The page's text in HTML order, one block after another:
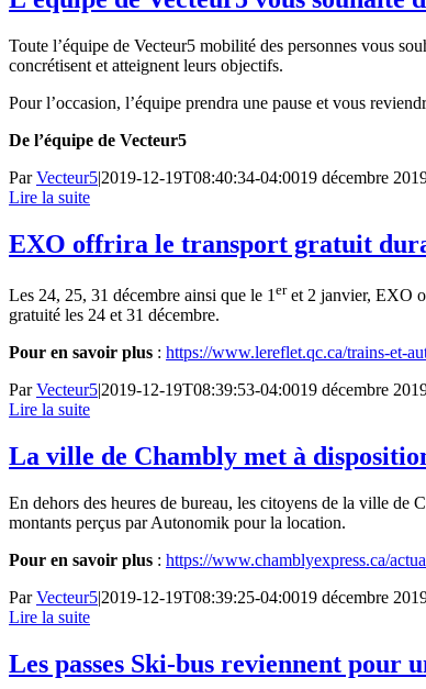
Toute l’équipe de Vecteur5 mobilité des personnes vous
concrétisent et atteignent leurs objectifs.
Pour l’occasion, l’équipe prendra une pause et vous
De l’équipe de Vecteur5
ParVecteur5|2019-12-19T08:40:34-04:0019 décembre
Lire la suite
EXO offrira le transport gratuit
Les 24, 25, 31 décembre ainsi que le 1 eret 2 janvier, EXO
gratuité les 24 et 31 décembre.
Pour en savoir plus : https://www.lereflet.qc.ca/trains-et-
ParVecteur5|2019-12-19T08:39:53-04:0019 décembre
Lire la suite
La ville de Chambly met à
En dehors des heures de bureau, les citoyens de la ville
montants perçus par Autonomik pour la location.
Pour en savoir plus : https://www.chamblyexpress.ca/
ParVecteur5|2019-12-19T08:39:25-04:0019 décembre
Lire la suite
Les passes Ski-bus reviennent pour